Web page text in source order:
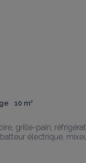
10 m²
grille-pain,
électrique,